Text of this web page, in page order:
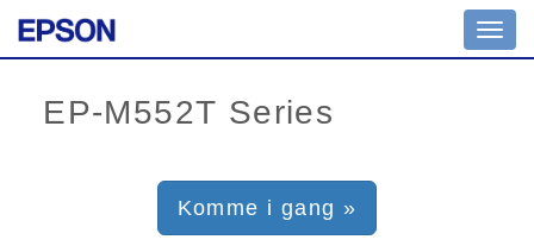
Komme i gang »